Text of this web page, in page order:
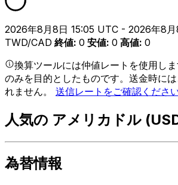
2026年8月8日 15:05 UTC - 2026年8
TWD/CAD 終値: 0 安値: 0 高値: 0
換算ツールには仲値レートを使用し
のみを目的としたものです。送金時に
れません。 送信レートをご確認ください
人気の アメリカドル
為替情報